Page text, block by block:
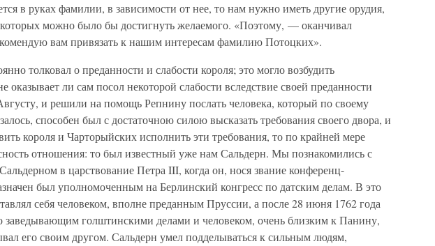
в руках фамилии, в зависимости от нее, то нам нужно иметь другие орудия,
можно было бы достигнуть желаемого. «Поэтому, — оканчивал
вам привязать к нашим интересам фамилию Потоцких».
толковал о преданности и слабости короля; это могло возбудить
оказывает ли сам посол некоторой слабости вследствие своей преданности
и решили на помощь Репнину послать человека, который по своему
способен был с достаточною силою высказать требования своего двора, и
короля и Чарторыйских исполнить эти требования, то по крайней мере
отношения: то был известный уже нам Сальдерн. Мы познакомились с
в царствование Петра III, когда он, нося звание конференц-
был уполномоченным на Берлинский конгресс по датским делам. В это
себя человеком, вполне преданным Пруссии, а после 28 июня 1762 года
голштинскими делами и человеком, очень близким к Панину,
его своим другом. Сальдерн умел подделываться к сильным людям,